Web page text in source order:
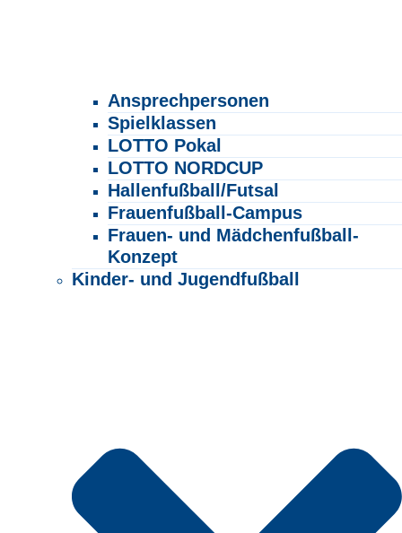
Ansprechpersonen
Spielklassen
LOTTO Pokal
LOTTO NORDCUP
Hallenfußball/Futsal
Frauenfußball-Campus
Frauen- und Mädchenfußball-
Konzept
Kinder- und Jugendfußball